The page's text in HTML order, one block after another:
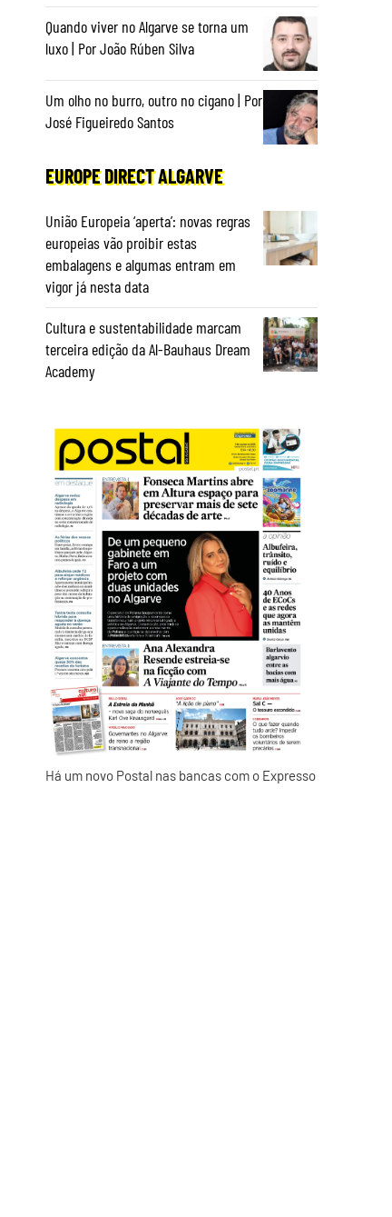
Quando viver no Algarve se torna um
luxo | Por João Rúben Silva
Um olho no burro, outro no cigano | Por
José Figueiredo Santos
EUROPE DIRECT ALGARVE
União Europeia ‘aperta’: novas regras
europeias vão proibir estas
embalagens e algumas entram em
vigor já nesta data
Cultura e sustentabilidade marcam
terceira edição da Al-Bauhaus Dream
Academy
Há um novo Postal nas bancas com o Expresso